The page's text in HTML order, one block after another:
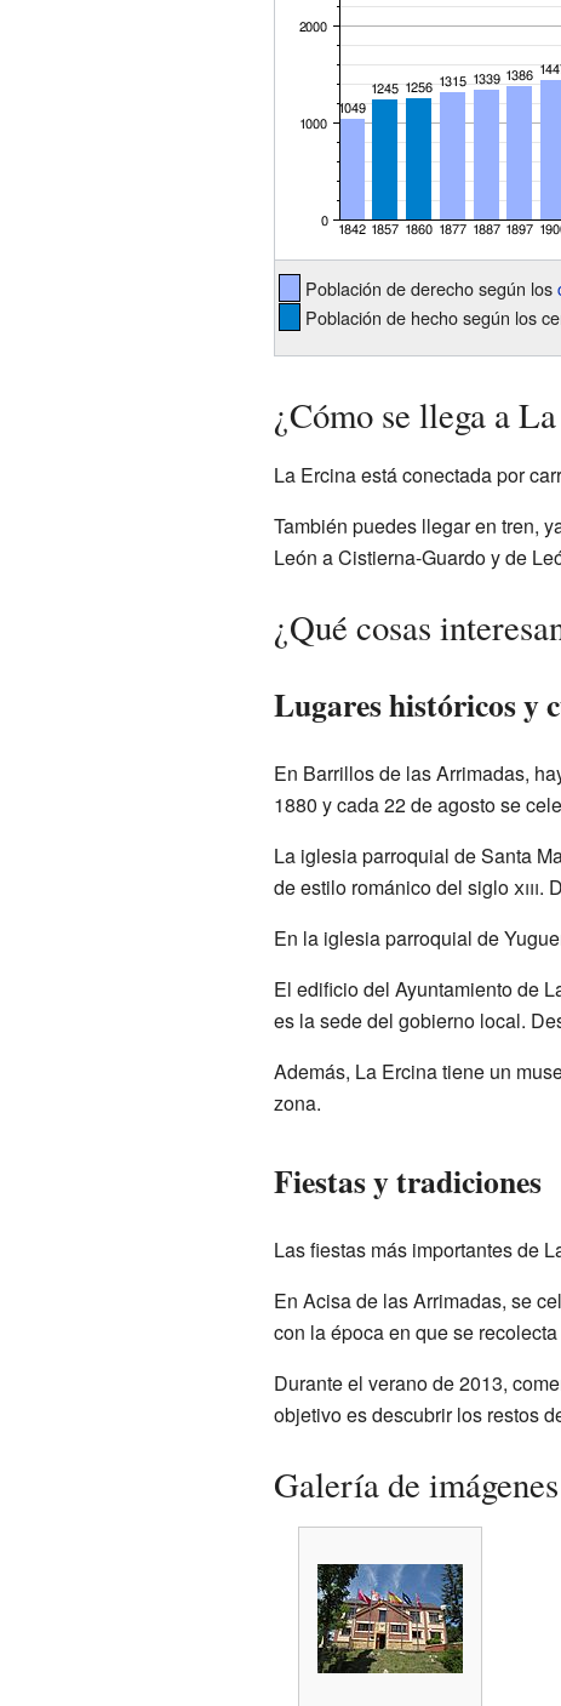
Población de derecho según los
Población de hecho según los
¿Cómo se llega a
La Ercina está conectada por
También puedes llegar en tren,
León a Cistierna-Guardo y de
¿Qué cosas
Lugares históricos y
En Barrillos de las Arrimadas,
1880 y cada 22 de agosto se
La iglesia parroquial de Santa
de estilo románico del sigloxiii.
En la iglesia parroquial de
El edificio del Ayuntamiento de
es la sede del gobierno local.
Además, La Ercina tiene un
zona.
Fiestas y tradiciones
Las fiestas más importantes de
En Acisa de las Arrimadas, se
con la época en que se recolecta
Durante el verano de 2013,
objetivo es descubrir los restos
Galería de imágenes